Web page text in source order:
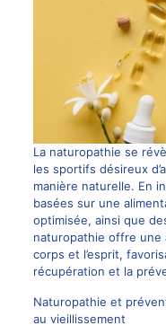
La naturopathie se
les sportifs désireux
manière naturelle. En
basées sur une
optimisée, ainsi que
naturopathie offre une
corps et l’esprit,
récupération et la
Naturopathie et
au vieillissement